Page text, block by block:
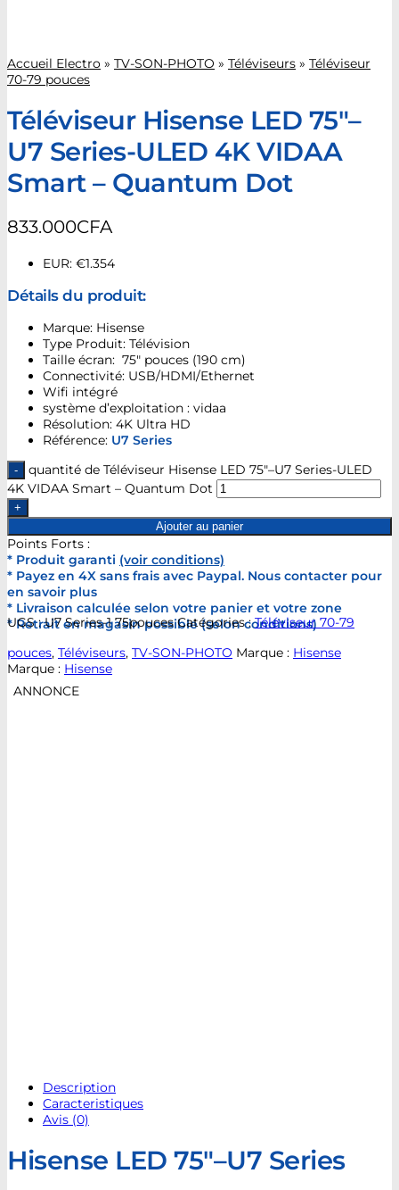
Accueil Electro » TV-SON-PHOTO » Téléviseurs » Téléviseur
70-79 pouces
Téléviseur Hisense LED 75″–
U7 Series-ULED 4K VIDAA
Smart – Quantum Dot
833.000CFA
EUR: €1.354
Détails du produit:
Marque: Hisense
Type Produit: Télévision
Taille écran: 75″ pouces (190 cm)
Connectivité: USB/HDMI/Ethernet
Wifi intégré
système d’exploitation : vidaa
Résolution: 4K Ultra HD
Référence: U7 Series
quantité de Téléviseur Hisense LED 75″–U7 Series-ULED
4K VIDAA Smart – Quantum Dot
Ajouter au panier
Points Forts :
* Produit garanti (voir conditions)
* Payez en 4X sans frais avec Paypal. Nous contacter pour
en savoir plus
* Livraison calculée selon votre panier et votre zone
* Retrait en magasin possible (selon conditions)
UGS :U7 Series-1 75pouces Catégories :Téléviseur 70-79
pouces, Téléviseurs, TV-SON-PHOTO Marque : Hisense
Marque : Hisense
ANNONCE
Description
Caracteristiques
Avis (0)
Hisense LED 75″–U7 Series